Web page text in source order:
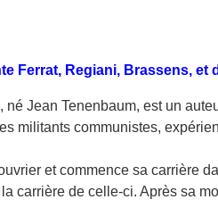
Ferrat, Regiani, Brassens,
né Jean Tenenbaum, est un
militants communistes,
et commence sa carrière
carrière de celle-ci. Après sa